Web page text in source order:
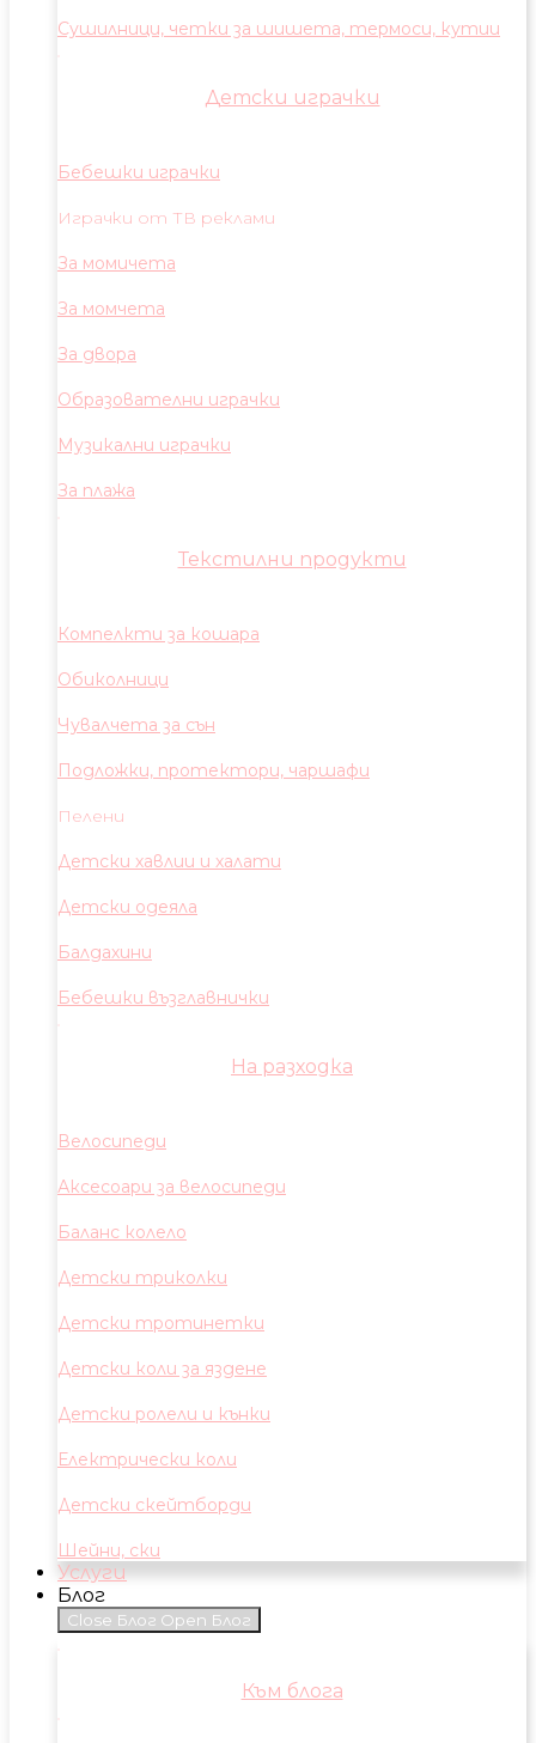
Сушилници, четки за шишета, термоси, кутии
Детски играчки
Бебешки играчки
Играчки от ТВ реклами
За момичета
За момчета
За двора
Образователни играчки
Музикални играчки
За плажа
Текстилни продукти
Компелкти за кошара
Обиколници
Чувалчета за сън
Подложки, протектори, чаршафи
Пелени
Детски хавлии и халати
Детски одеяла
Балдахини
Бебешки възглавнички
На разходка
Велосипеди
Аксесоари за велосипеди
Баланс колело
Детски триколки
Детски тротинетки
Детски коли за яздене
Детски ролели и кънки
Електрически коли
Детски скейтборди
Шейни, ски
Услуги
Блог
Close Блог Open Блог
Към блога